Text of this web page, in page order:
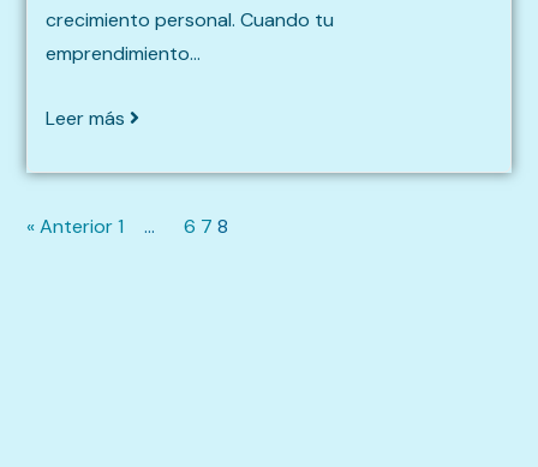
crecimiento personal. Cuando tu
emprendimiento...
Leer más
« Anterior1 … 6 7 8